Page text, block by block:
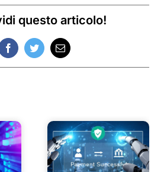
questo articolo!
FacebookTwitterEmail